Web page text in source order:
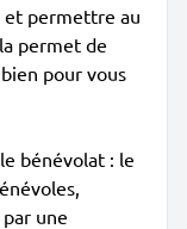
et permettre au
permet de
pour vous
bénévolat : le
une